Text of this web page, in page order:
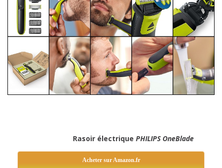
Rasoir électrique PHILIPS OneBlade
Acheter sur Amazon.fr